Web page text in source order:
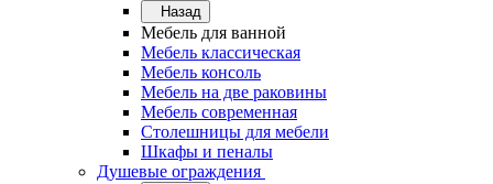
Назад
Мебель для ванной
Мебель классическая
Мебель консоль
Мебель на две раковины
Мебель современная
Столешницы для мебели
Шкафы и пеналы
Душевые ограждения